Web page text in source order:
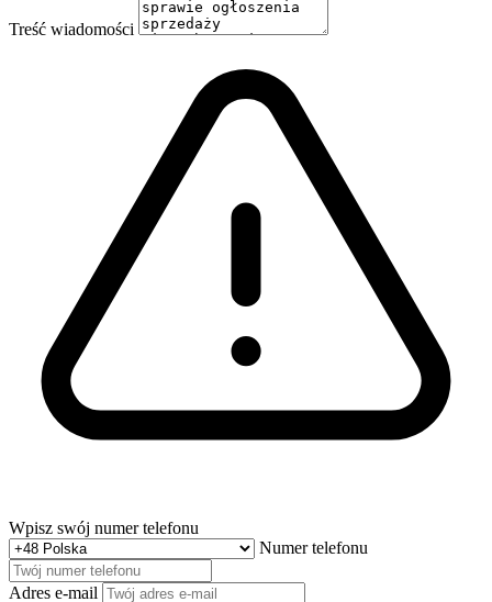
Treść wiadomości
Wpisz swój numer telefonu
Numer telefonu
Adres e-mail